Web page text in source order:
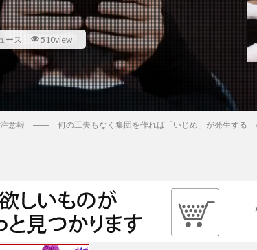
ース 510view
注意報 ―― 何の工夫もなく集団を作れば「いじめ」が発生する